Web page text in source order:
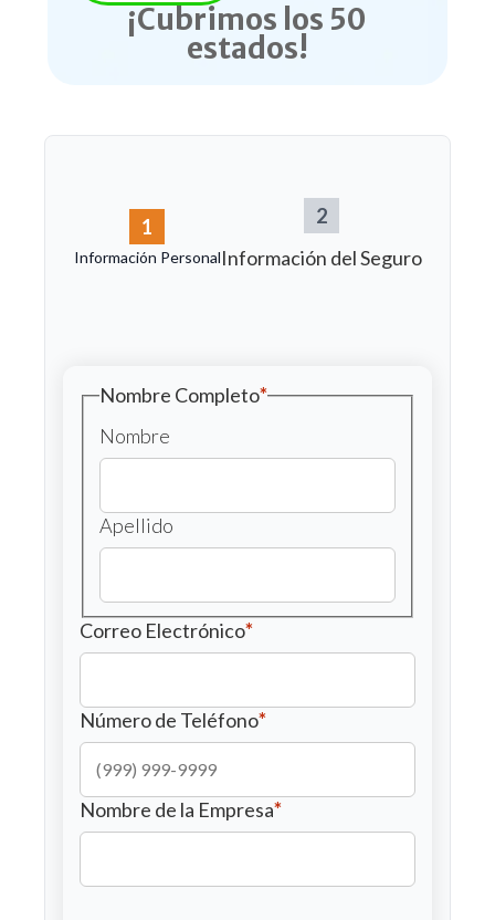
¡Cubrimos los 50
estados!
1
Información Personal
2
Información del Seguro
Nombre Completo*
Nombre
Apellido
Correo Electrónico*
Número de Teléfono*
Nombre de la Empresa*